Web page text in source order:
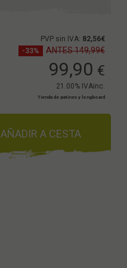
PVP sin IVA: 82,56€
-33%
ANTES 149,99€
99,90 €
21.00% IVAinc.
Tienda de patines y longboard
AÑADIR A CESTA